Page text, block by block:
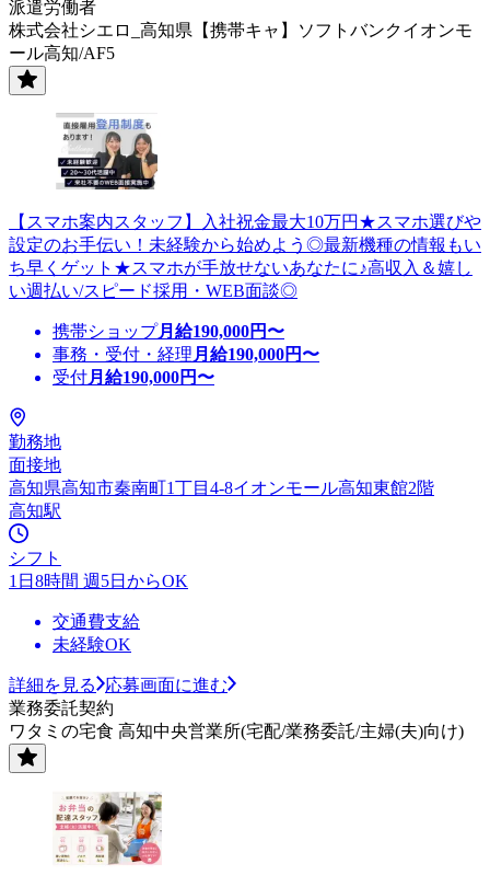
派遣労働者
株式会社シエロ_高知県【携帯キャ】ソフトバンクイオンモ
ール高知/AF5
【スマホ案内スタッフ】入社祝金最大10万円★スマホ選びや
設定のお手伝い！未経験から始めよう◎最新機種の情報もい
ち早くゲット★スマホが手放せないあなたに♪高収入＆嬉し
い週払い/スピード採用・WEB面談◎
携帯ショップ月給190,000円〜
事務・受付・経理 月給190,000円〜
受付月給190,000円〜
勤務地
面接地
高知県高知市秦南町1丁目4-8イオンモール高知東館2階
高知駅
シフト
1日8時間 週5日からOK
交通費支給
未経験OK
詳細を見る
応募画面に進む
業務委託契約
ワタミの宅食 高知中央営業所(宅配/業務委託/主婦(夫)向け)